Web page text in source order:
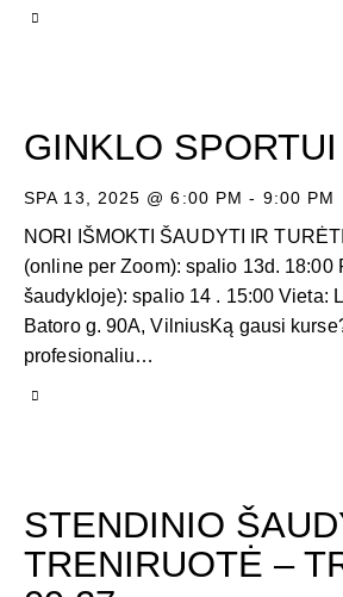
GINKLO
SPA 13, 2025 @ 6:00 PM - 9:00 PM
NORI IŠMOKTI ŠAUDYTI IR
(online per Zoom): spalio 13d. 18:00
šaudykloje): spalio 14 . 15:00 Vieta:
Batoro g. 90A, VilniusKą gausi
profesionaliu…
STENDINIO
TRENIRUOTĖ –